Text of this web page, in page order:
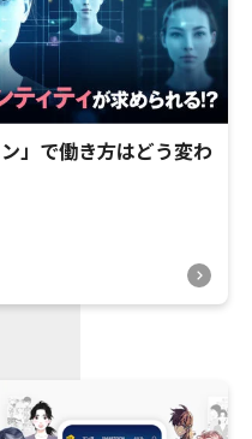
」で働き方はどう変わ